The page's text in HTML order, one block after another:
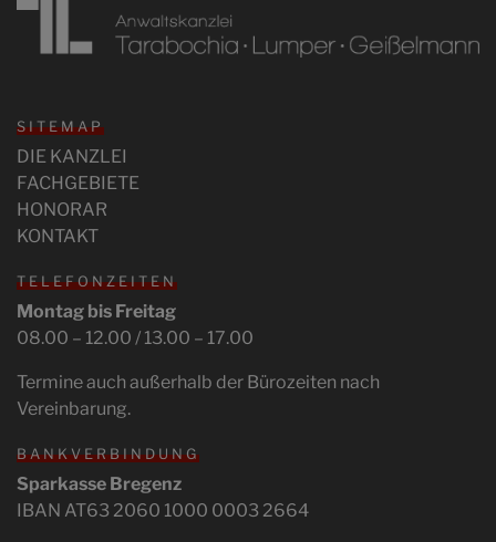
SITEMAP
DIE KANZLEI
FACHGEBIETE
HONORAR
KONTAKT
TELEFONZEITEN
Montag bis Freitag
08.00 – 12.00 / 13.00 – 17.00
Termine auch außerhalb der Bürozeiten nach
Vereinbarung.
BANKVERBINDUNG
Sparkasse Bregenz
IBAN AT63 2060 1000 0003 2664